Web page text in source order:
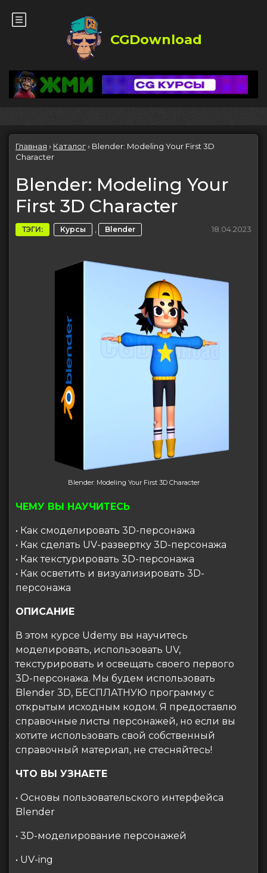
CGDownload
Главная › Каталог› Blender: Modeling Your First 3D
Character
Blender: Modeling Your
First 3D Character
ТЭГИ: Курсы , Blender 18.04.2023
Blender: Modeling Your First 3D Character
ЧЕМУ ВЫ НАУЧИТЕСЬ
• Как смоделировать 3D-персонажа
• Как сделать UV-развертку 3D-персонажа
• Как текстурировать 3D-персонажа
• Как осветить и визуализировать 3D-
персонажа
ОПИСАНИЕ
В этом курсе Udemy вы научитесь
моделировать, использовать UV,
текстурировать и освещать своего первого
3D-персонажа. Мы будем использовать
Blender 3D, БЕСПЛАТНУЮ программу с
открытым исходным кодом. Я предоставлю
справочные листы персонажей, но если вы
хотите использовать свой собственный
справочный материал, не стесняйтесь!
ЧТО ВЫ УЗНАЕТЕ
• Основы пользовательского интерфейса
Blender
• 3D-моделирование персонажей
• UV-ing